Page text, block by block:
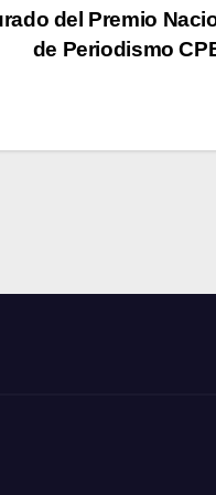
del Premio
de Periodismo